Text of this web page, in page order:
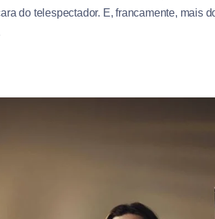
do telespectador. E, francamente, mais